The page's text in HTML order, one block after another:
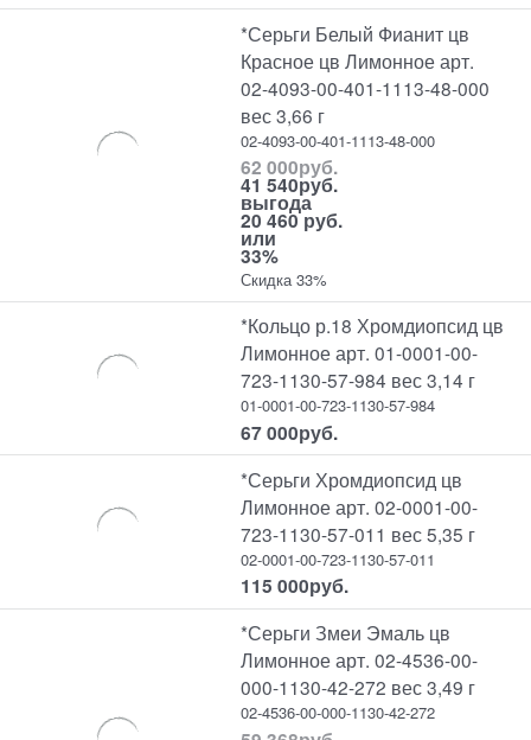
*Серьги Белый Фианит цв
Красное цв Лимонное арт.
02-4093-00-401-1113-48-000
вес 3,66 г
02-4093-00-401-1113-48-000
62 000руб.
41 540руб.
выгода
20 460 руб.
или
33%
Скидка 33%
*Кольцо р.18 Хромдиопсид цв
Лимонное арт. 01-0001-00-
723-1130-57-984 вес 3,14 г
01-0001-00-723-1130-57-984
67 000руб.
*Серьги Хромдиопсид цв
Лимонное арт. 02-0001-00-
723-1130-57-011 вес 5,35 г
02-0001-00-723-1130-57-011
115 000руб.
*Серьги Змеи Эмаль цв
Лимонное арт. 02-4536-00-
000-1130-42-272 вес 3,49 г
02-4536-00-000-1130-42-272